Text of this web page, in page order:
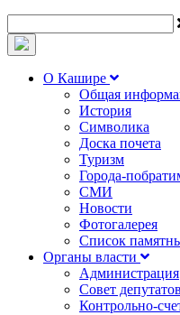
О Кашире
Общая
История
Символика
Доска почета
Туризм
Города-
СМИ
Новости
Фотогалерея
Список
Органы власти
Администрация
Совет депутатов
Контрольно-